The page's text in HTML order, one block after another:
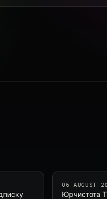
06 AUGUST
Юрчистота